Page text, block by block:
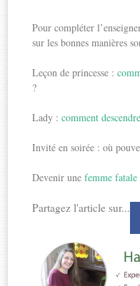
Pour compléter
sur les bonnes manières
Leçon de princesse :
?
Lady :comment
Invité en soirée : où
Devenir unefemme fatale
Partagez l'article sur...